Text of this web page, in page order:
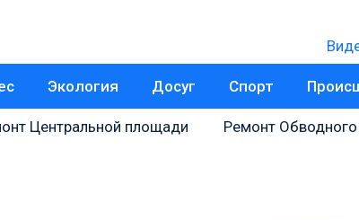
Экология Досуг Спорт
Центральной площади Ремонт